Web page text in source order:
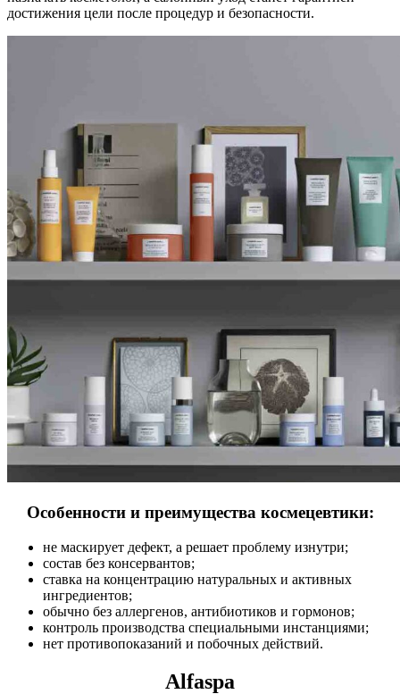
достижения цели после процедур и безопасности.
Особенности и преимущества космецевтики:
не маскирует дефект, а решает проблему изнутри;
состав без консервантов;
ставка на концентрацию натуральных и активных
ингредиентов;
обычно без аллергенов, антибиотиков и гормонов;
контроль производства специальными инстанциями;
нет противопоказаний и побочных действий.
Alfaspa